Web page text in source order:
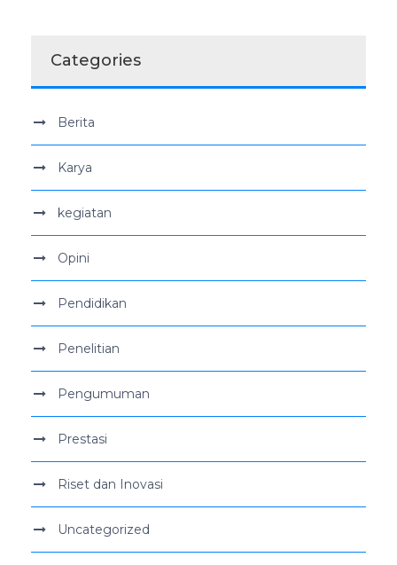
Categories
Berita
Karya
kegiatan
Opini
Pendidikan
Penelitian
Pengumuman
Prestasi
Riset dan Inovasi
Uncategorized